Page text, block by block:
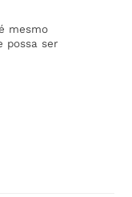
mesmo
possa ser